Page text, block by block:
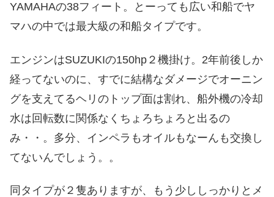
YAMAHAの38フィート。とーっても広い和船でヤ
マハの中では最大級の和船タイプです。
エンジンはSUZUKIの150hp２機掛け。2年前後しか
経ってないのに、すでに結構なダメージでオーニン
グを支えてるヘリのトップ面は割れ、船外機の冷却
水は回転数に関係なくちょろちょろと出るの
み・・。多分、インペラもオイルもなーんも交換し
てないんでしょう。。
同タイプが２隻ありますが、もう少ししっかりとメ